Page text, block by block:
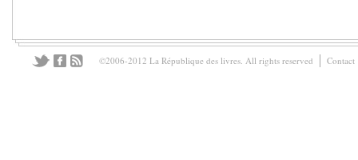
©2006-2012 La République des livres. All rights reserved Contact